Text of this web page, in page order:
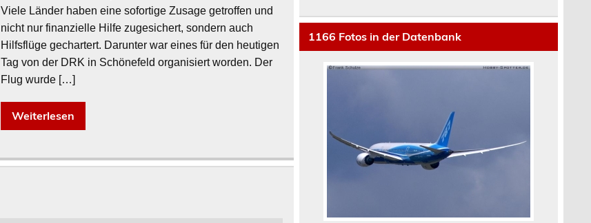
Viele Länder haben eine sofortige Zusage getroffen und
nicht nur finanzielle Hilfe zugesichert, sondern auch
Hilfsflüge gechartert. Darunter war eines für den heutigen
Tag von der DRK in Schönefeld organisiert worden. Der
Flug wurde […]
Weiterlesen
1166 Fotos in der Datenbank